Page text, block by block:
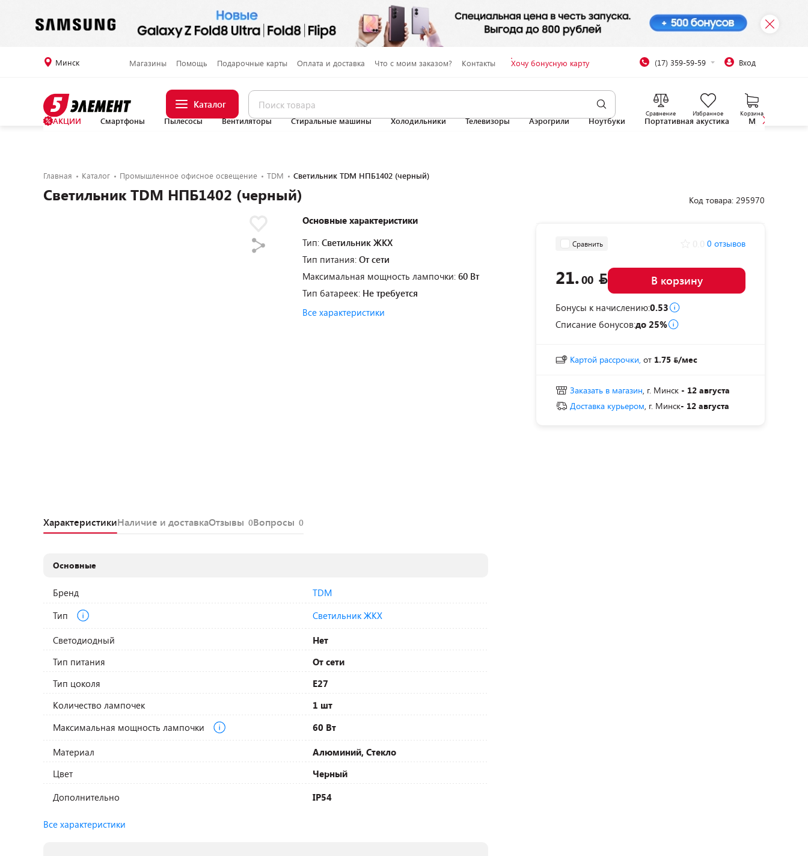
Минск Магазины Помощь Подарочные карты Оплата и доставка Что с моим заказом? Контакты Хочу бонусную карту (17) 359-59-59 Вход
Каталог
Сравнение Избранное Корзина
АКЦИИ Смартфоны Пылесосы Вентиляторы Стиральные машины Холодильники Телевизоры Аэрогрили Ноутбуки Портативная акустика
Главная Каталог Промышленное офисное освещение TDM Светильник TDM НПБ1402 (черный)
Светильник TDM НПБ1402 (черный)
Основные характеристики
Тип: Светильник ЖКХ
Тип питания: От сети
Максимальная мощность лампочки: 60 Вт
Тип батареек: Не требуется
Все характеристики
Код товара: 295970
Сравнить 0 отзывов
21.00 В корзину
Бонусы к начислению:0.53
Списание бонусов:до 25%
Картой рассрочки, от 1.75 /мес
Заказать в магазин, г. Минск - 12 августа
Доставка курьером, г. Минск- 12 августа
ХарактеристикиНаличие и доставкаОтзывы 0Вопросы 0
Основные
Бренд
TDM
Тип
Светильник ЖКХ
Светодиодный
Нет
Тип питания
От сети
Тип цоколя
E27
Количество лампочек
1 шт
Максимальная мощность лампочки
60 Вт
Материал
Алюминий, Стекло
Цвет
Черный
Дополнительно
IP54
Все характеристики